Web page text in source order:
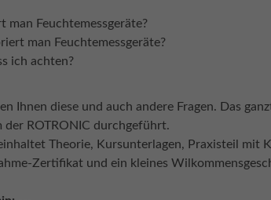
man Feuchtemessgeräte?
man Feuchtemessgeräte?
ich achten?
Ihnen diese und auch andere Fragen. Das
der ROTRONIC durchgeführt.
Theorie, Kursunterlagen, Praxisteil mit
Zertifikat und ein kleines